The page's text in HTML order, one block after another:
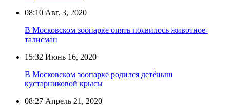
08:10 Авг. 3, 2020
В Московском зоопарке опять появилось животное-
талисман
15:32 Июнь 16, 2020
В Московском зоопарке родился детёныш
кустарниковой крысы
08:27 Апрель 21, 2020